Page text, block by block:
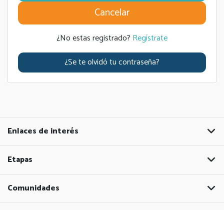
Cancelar
¿No estas registrado? Regístrate
¿Se te olvidó tu contraseña?
Enlaces de interés
Etapas
Comunidades